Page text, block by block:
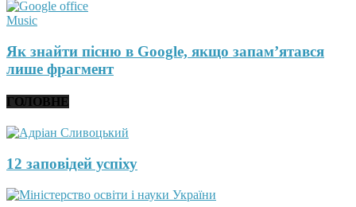
Music
Як знайти пісню в Google, якщо запам’ятався
лише фрагмент
ГОЛОВНЕ
12 заповідей успіху